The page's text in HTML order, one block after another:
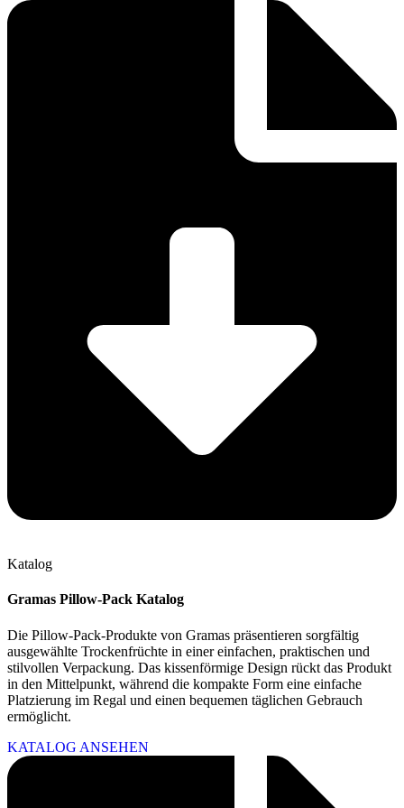
Katalog
Gramas Pillow-Pack Katalog
Die Pillow-Pack-Produkte von Gramas präsentieren sorgfältig
ausgewählte Trockenfrüchte in einer einfachen, praktischen und
stilvollen Verpackung. Das kissenförmige Design rückt das Produkt
in den Mittelpunkt, während die kompakte Form eine einfache
Platzierung im Regal und einen bequemen täglichen Gebrauch
ermöglicht.
KATALOG ANSEHEN